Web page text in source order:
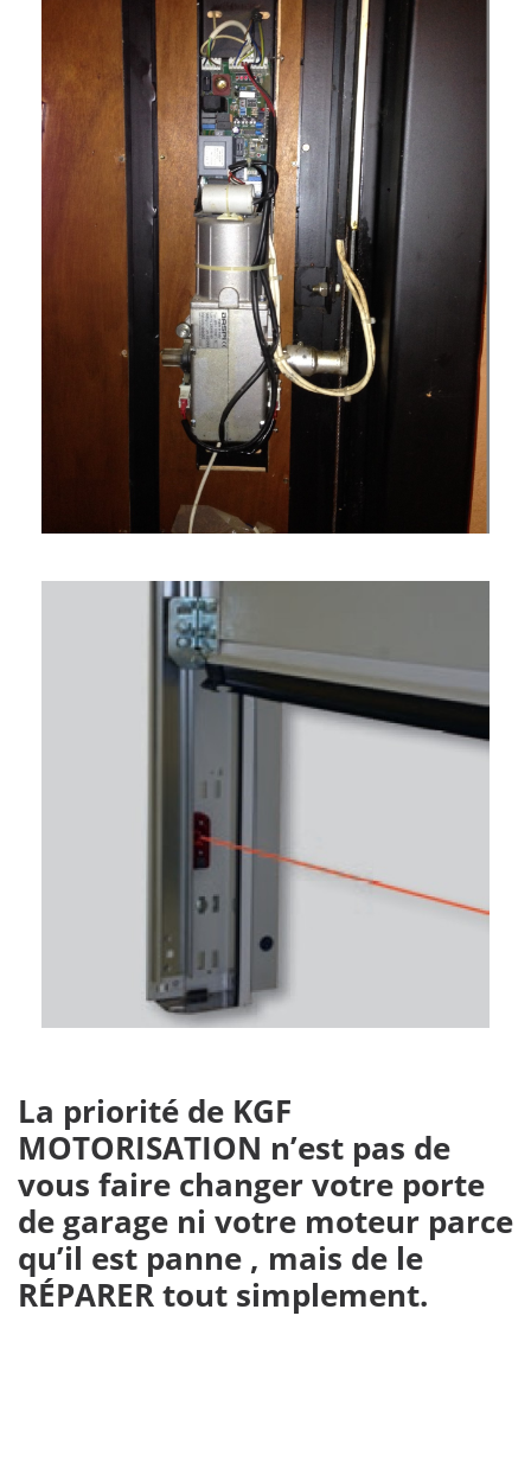
La priorité de KGF
MOTORISATION n’est pas de
vous faire changer votre porte
de garage ni votre moteur parce
qu’il est panne , mais de le
RÉPARER tout simplement.